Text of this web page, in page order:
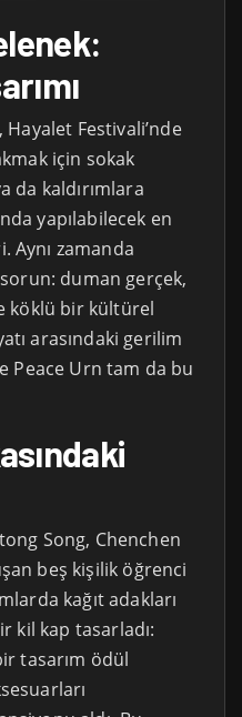
Festivali’nde
için sokak
da kaldırımlara
yapılabilecek en
Aynı zamanda
duman gerçek,
köklü bir kültürel
arasındaki gerilim
Peace Urn tam da bu
Song, Chenchen
beş kişilik öğrenci
kağıt adakları
kil kap tasarladı:
tasarım ödül